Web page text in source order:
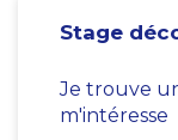
Stage
Je trouve
m'intéresse